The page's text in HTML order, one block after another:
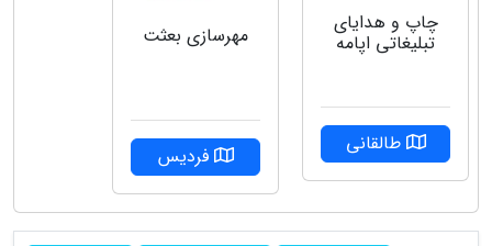
چاپ و هدایای
تبلیغاتی اپامه
طالقانی
مهرسازی بعثت
فردیس